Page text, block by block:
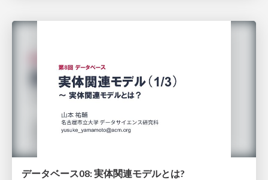
データベース08: 実体関連モデルとは?